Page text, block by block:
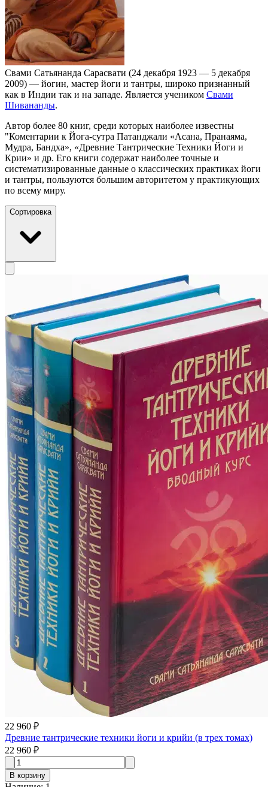
Свами Сатьянанда Сарасвати (24 декабря 1923 — 5 декабря
2009) — йогин, мастер йоги и тантры, широко признанный
как в Индии так и на западе. Является учеником Свами
Шивананды.
Автор более 80 книг, среди которых наиболее известны
"Коментарии к Йога-сутра Патанджали «Асана, Пранаяма,
Мудра, Бандха», «Древние Тантрические Техники Йоги и
Крии» и др. Его книги содержат наиболее точные и
систематизированные данные о классических практиках йоги
и тантры, пользуются большим авторитетом у практикующих
по всему миру.
Сортировка
22 960 ₽
Древние тантрические техники йоги и крийи (в трех томах)
22 960 ₽
В корзину